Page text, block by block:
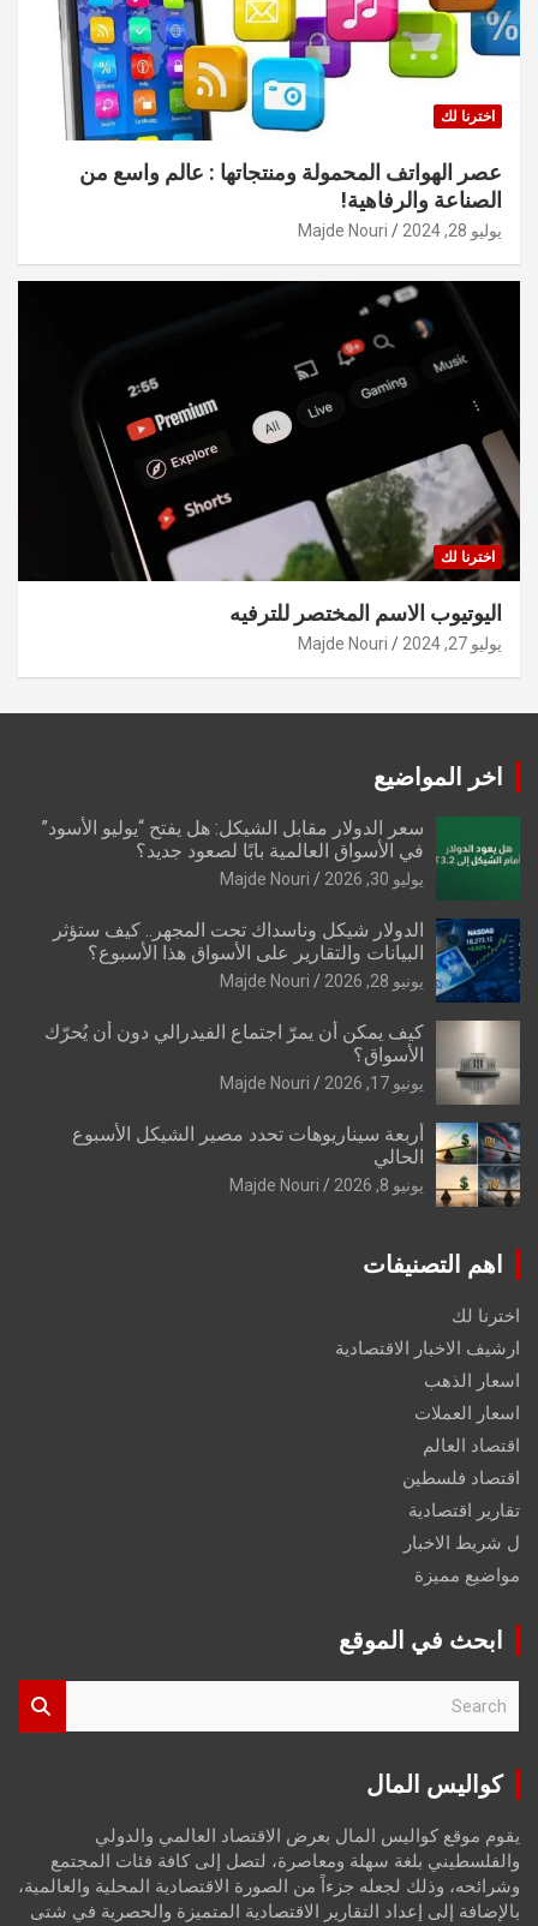
اخترنا لك
عصر الهواتف المحمولة ومنتجاتها : عالم واسع من
الصناعة والرفاهية!
يوليو 28, 2024 Majde Nouri
اخترنا لك
اليوتيوب الاسم المختصر للترفيه
يوليو 27, 2024 Majde Nouri
اخر المواضيع
سعر الدولار مقابل الشيكل: هل يفتح “يوليو الأسود”
في الأسواق العالمية بابًا لصعود جديد؟
يوليو 30, 2026 Majde Nouri
الدولار شيكل وناسداك تحت المجهر.. كيف ستؤثر
البيانات والتقارير على الأسواق هذا الأسبوع؟
يونيو 28, 2026 Majde Nouri
كيف يمكن أن يمرّ اجتماع الفيدرالي دون أن يُحرّك
الأسواق؟
يونيو 17, 2026 Majde Nouri
أربعة سيناريوهات تحدد مصير الشيكل الأسبوع
الحالي
يونيو 8, 2026 Majde Nouri
اهم التصنيفات
اخترنا لك
ارشيف الاخبار الاقتصادية
اسعار الذهب
اسعار العملات
اقتصاد العالم
اقتصاد فلسطين
تقارير اقتصادية
ل شريط الاخبار
مواضيع مميزة
ابحث في الموقع
r
كواليس المال
يقوم موقع كواليس المال بعرض الاقتصاد العالمي والدولي
والفلسطيني بلغة سهلة ومعاصرة، لتصل إلى كافة فئات المجتمع
وشرائحه، وذلك لجعله جزءاً من الصورة الاقتصادية المحلية والعالمية،
بالإضافة إلى إعداد التقارير الاقتصادية المتميزة والحصرية في شتى